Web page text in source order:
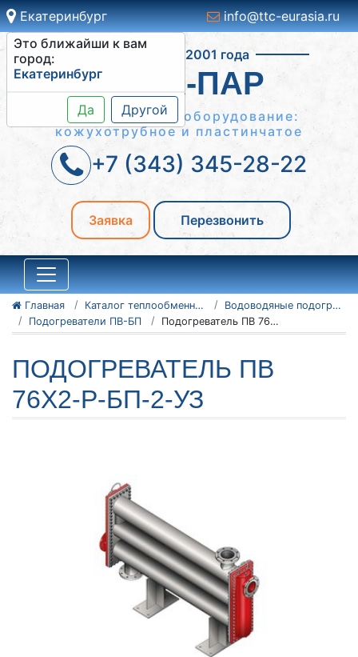
Екатеринбург
Это ближайши к вам
город:
Екатеринбург
Да Другой
info@ttc-eurasia.ru
Работаем с 2001 года
ВОДА-ПАР
Теплообменное оборудование:
кожухотрубное и пластинчатое
+7 (343) 345-28-22
Заявка Перезвонить
Главная Каталог теплообменного оборудования
Водоводяные подогреватели
Подогреватели ПВ-БП
Подогреватель ПВ 76x2-Р-БП-2-Уз
ПОДОГРЕВАТЕЛЬ ПВ
76X2-Р-БП-2-УЗ